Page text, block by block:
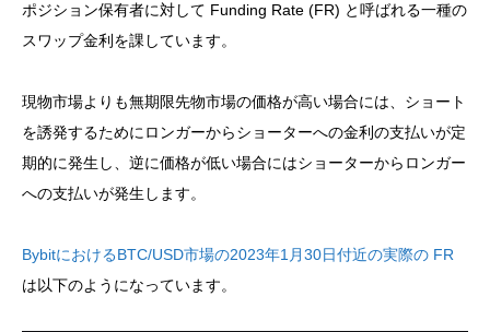
ポジション保有者に対して Funding Rate (FR) と呼ばれる一種の
スワップ金利を課しています。
現物市場よりも無期限先物市場の価格が高い場合には、ショート
を誘発するためにロンガーからショーターへの金利の支払いが定
期的に発生し、逆に価格が低い場合にはショーターからロンガー
への支払いが発生します。
BybitにおけるBTC/USD市場の2023年1月30日付近の実際の FR
は以下のようになっています。